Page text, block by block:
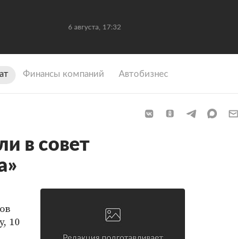
6 августа, 17:32
Финансы компаний Автобизнес
в совет
10